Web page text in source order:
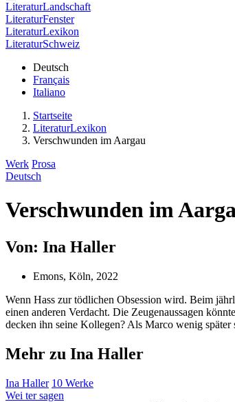
LiteraturLandschaft
LiteraturFenster
LiteraturLexikon
LiteraturSchweiz
Deutsch
Français
Italiano
Startseite
LiteraturLexikon
Verschwunden im Aargau
Werk Prosa
Deutsch
Verschwunden im
Von: Ina Haller
Emons, Köln, 2022
Wenn Hass zur tödlichen Obsession wird. Beim
einen anderen Verdacht. Die Zeugenaussagen
decken ihn seine Kollegen? Als Marco wenig
Mehr zu Ina Haller
Ina Haller 10 Werke
Wei ter sagen